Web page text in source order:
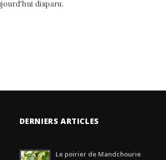
disparu.
DERNIERS ARTICLES
Le poirier de Mandchourie